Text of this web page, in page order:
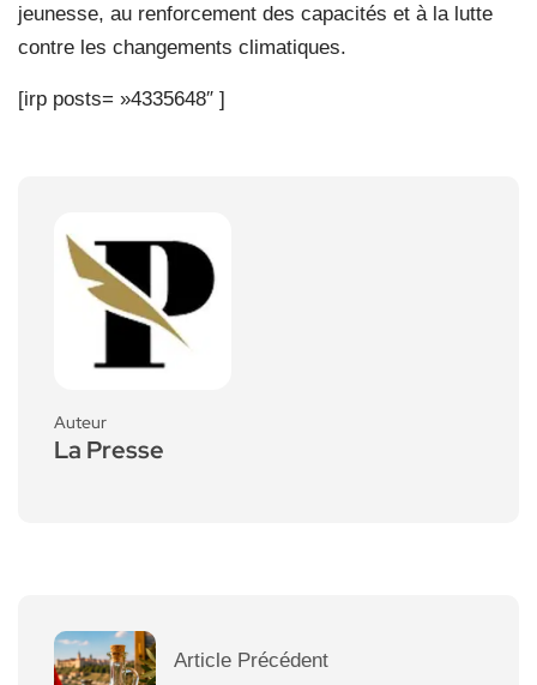
jeunesse, au renforcement des capacités et à la lutte
contre les changements climatiques.
[irp posts= »4335648″ ]
Auteur
La Presse
Article Précédent